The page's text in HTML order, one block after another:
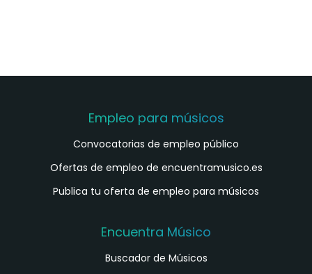
Empleo para músicos
Convocatorias de empleo público
Ofertas de empleo de encuentramusico.es
Publica tu oferta de empleo para músicos
Encuentra Músico
Buscador de Músicos